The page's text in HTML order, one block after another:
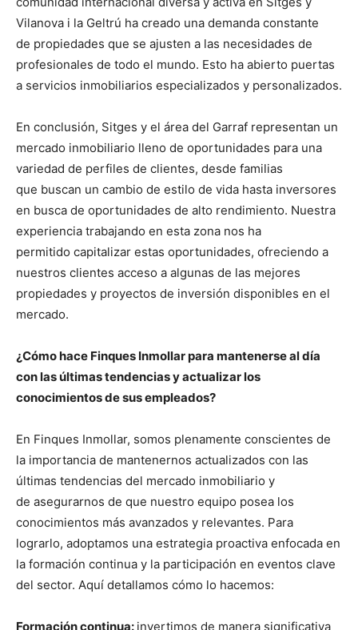
Vilanova i la Geltrú ha creado una demanda constante
de propiedades que se ajusten a las necesidades de
profesionales de todo el mundo. Esto ha abierto puertas
a servicios inmobiliarios especializados y personalizados.
En conclusión, Sitges y el área del Garraf representan un
mercado inmobiliario lleno de oportunidades para una
variedad de perfiles de clientes, desde familias
que buscan un cambio de estilo de vida hasta inversores
en busca de oportunidades de alto rendimiento. Nuestra
experiencia trabajando en esta zona nos ha
permitido capitalizar estas oportunidades, ofreciendo a
nuestros clientes acceso a algunas de las mejores
propiedades y proyectos de inversión disponibles en el
mercado.
¿Cómo hace Finques Inmollar para mantenerse al día
con las últimas tendencias y actualizar los
conocimientos de sus empleados?
En Finques Inmollar, somos plenamente conscientes de
la importancia de mantenernos actualizados con las
últimas tendencias del mercado inmobiliario y
de asegurarnos de que nuestro equipo posea los
conocimientos más avanzados y relevantes. Para
lograrlo, adoptamos una estrategia proactiva enfocada en
la formación continua y la participación en eventos clave
del sector. Aquí detallamos cómo lo hacemos:
Formación continua: invertimos de manera significativa